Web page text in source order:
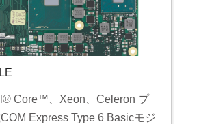
Core™、Xeon、Celeron プ
Express Type 6 Basicモジ